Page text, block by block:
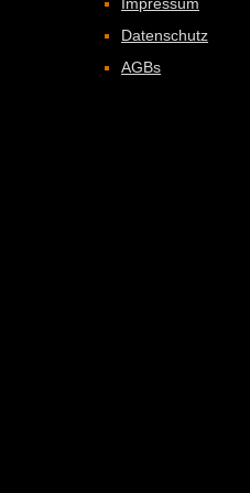
Datenschutz
AGBs